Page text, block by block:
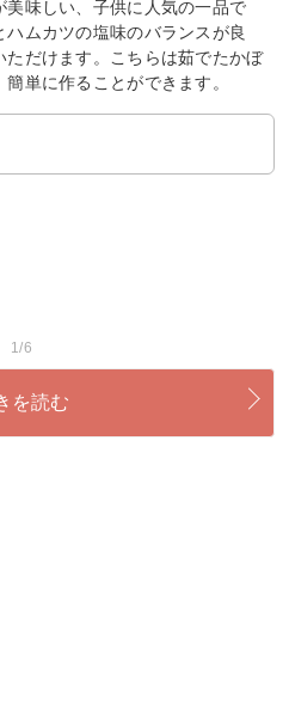
味しい、子供に人気の一品で
ムカツの塩味のバランスが良
ただけます。こちらは茹でたかぼ
単に作ることができます。
1/6
を読む